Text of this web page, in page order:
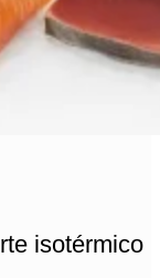
isotérmico